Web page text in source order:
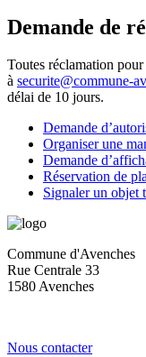
Demande de
Toutes réclamation
à securite@commune-
délai de 10 jours.
Demande
Organiser une
Demande
Réservation de
Signaler un objet
Commune d'Avenches
Rue Centrale 33
1580 Avenches
Nous contacter